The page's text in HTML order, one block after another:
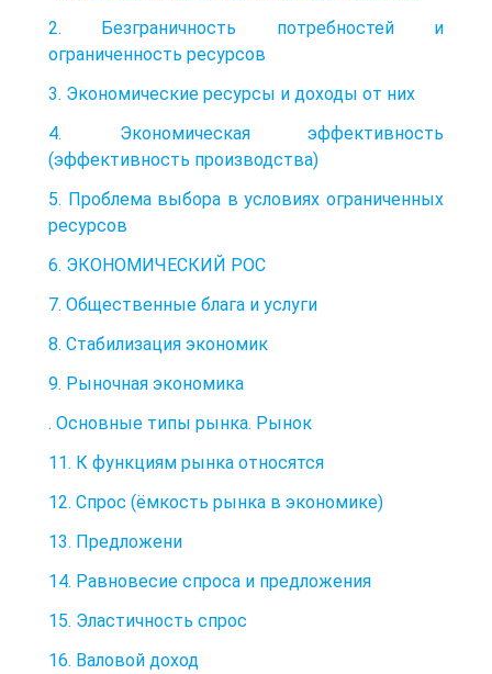
2. Безграничность потребностей и
ограниченность ресурсов
3. Экономические ресурсы и доходы от них
4. Экономическая эффективность
(эффективность производства)
5. Проблема выбора в условиях ограниченных
ресурсов
6. ЭКОНОМИЧЕСКИЙ РОС
7. Общественные блага и услуги
8. Стабилизация экономик
9. Рыночная экономика
. Основные типы рынка. Рынок
11. К функциям рынка относятся
12. Спрос (ёмкость рынка в экономике)
13. Предложени
14. Равновесие спроса и предложения
15. Эластичность спрос
16. Валовой доход